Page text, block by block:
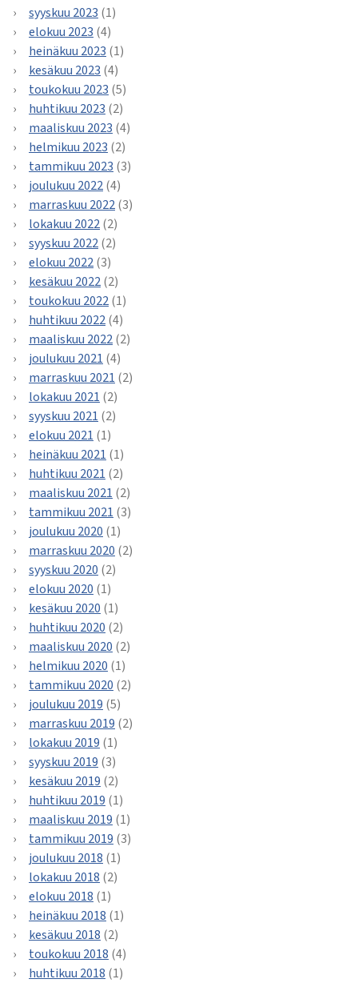
syyskuu 2023 (1)
elokuu 2023 (4)
heinäkuu 2023 (1)
kesäkuu 2023 (4)
toukokuu 2023 (5)
huhtikuu 2023 (2)
maaliskuu 2023 (4)
helmikuu 2023 (2)
tammikuu 2023 (3)
joulukuu 2022(4)
marraskuu 2022(3)
lokakuu 2022(2)
syyskuu 2022(2)
elokuu 2022(3)
kesäkuu 2022(2)
toukokuu 2022(1)
huhtikuu 2022(4)
maaliskuu 2022(2)
joulukuu 2021 (4)
marraskuu 2021 (2)
lokakuu 2021 (2)
syyskuu 2021 (2)
elokuu 2021 (1)
heinäkuu 2021 (1)
huhtikuu 2021 (2)
maaliskuu 2021 (2)
tammikuu 2021 (3)
joulukuu 2020 (1)
marraskuu 2020 (2)
syyskuu 2020 (2)
elokuu 2020 (1)
kesäkuu 2020 (1)
huhtikuu 2020 (2)
maaliskuu 2020 (2)
helmikuu 2020 (1)
tammikuu 2020 (2)
joulukuu 2019 (5)
marraskuu 2019 (2)
lokakuu 2019 (1)
syyskuu 2019 (3)
kesäkuu 2019 (2)
huhtikuu 2019 (1)
maaliskuu 2019 (1)
tammikuu 2019 (3)
joulukuu 2018 (1)
lokakuu 2018 (2)
elokuu 2018 (1)
heinäkuu 2018 (1)
kesäkuu 2018 (2)
toukokuu 2018 (4)
huhtikuu 2018 (1)